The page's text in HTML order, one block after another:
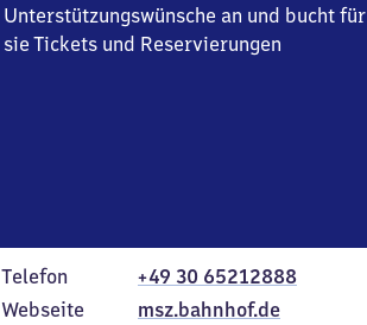
Unterstützungswünsche an und bucht für
sie Tickets und Reservierungen
Telefon
+49 30 65212888
Webseite
msz.bahnhof.de